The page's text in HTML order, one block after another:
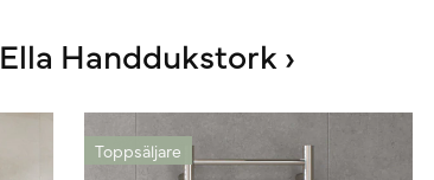
Ella Handdukstork ›
Toppsäljare